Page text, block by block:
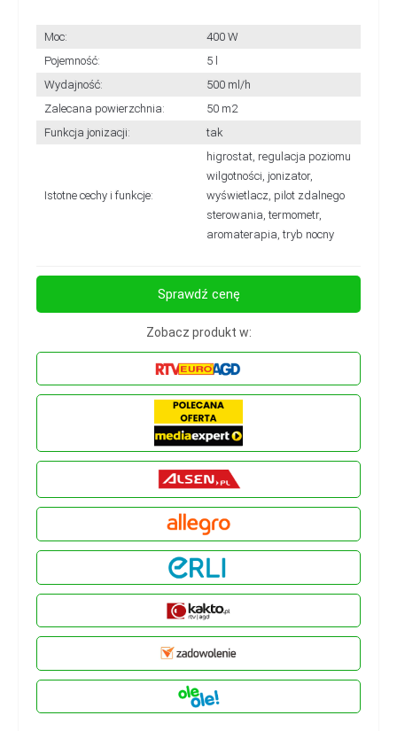
Moc:
400 W
Pojemność:
5 l
Wydajność:
500 ml/h
Zalecana powierzchnia:
50 m2
Funkcja jonizacji:
tak
Istotne cechy i funkcje:
higrostat, regulacja poziomu
wilgotności, jonizator,
wyświetlacz, pilot zdalnego
sterowania, termometr,
aromaterapia, tryb nocny
Sprawdź cenę
Zobacz produkt w: